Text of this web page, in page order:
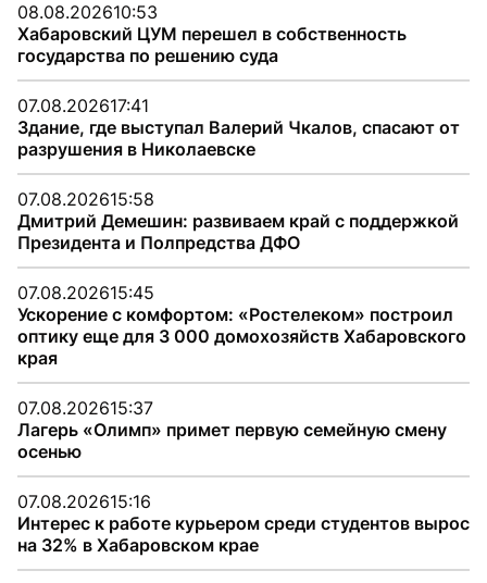
08.08.202610:53
Хабаровский ЦУМ перешел в собственность
государства по решению суда
07.08.202617:41
Здание, где выступал Валерий Чкалов, спасают от
разрушения в Николаевске
07.08.202615:58
Дмитрий Демешин: развиваем край с поддержкой
Президента и Полпредства ДФО
07.08.202615:45
Ускорение с комфортом: «Ростелеком» построил
оптику еще для 3 000 домохозяйств Хабаровского
края
07.08.202615:37
Лагерь «Олимп» примет первую семейную смену
осенью
07.08.202615:16
Интерес к работе курьером среди студентов вырос
на 32% в Хабаровском крае